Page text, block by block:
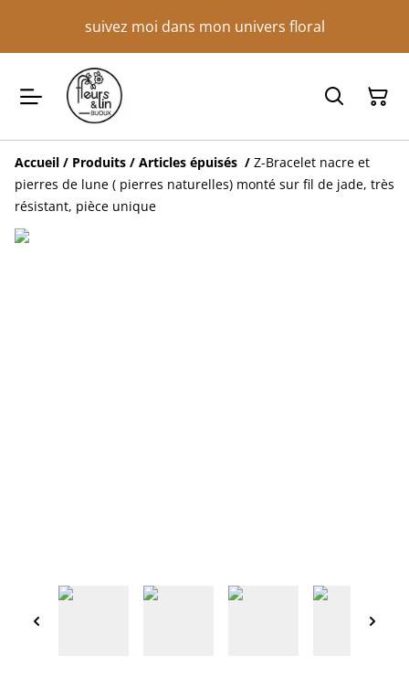
suivez moi dans mon univers floral
Accueil / Produits / Articles épuisés / Z-Bracelet nacre et
pierres de lune ( pierres naturelles) monté sur fil de jade, très
résistant, pièce unique